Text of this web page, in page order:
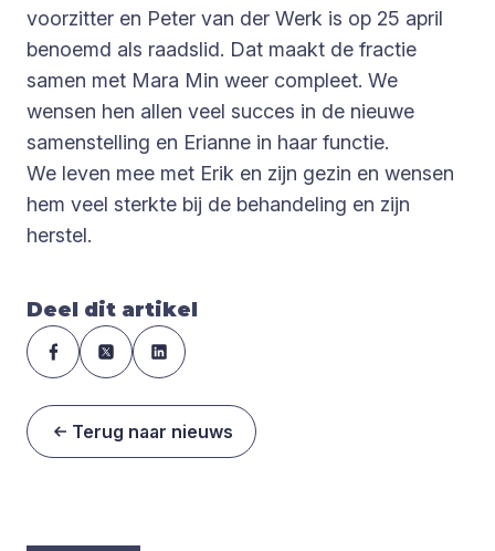
voorzitter en Peter van der Werk is op 25 april
benoemd als raadslid. Dat maakt de fractie
samen met Mara Min weer compleet. We
wensen hen allen veel succes in de nieuwe
samenstelling en Erianne in haar functie.
We leven mee met Erik en zijn gezin en wensen
hem veel sterkte bij de behandeling en zijn
herstel.
Deel dit artikel
Terug naar nieuws